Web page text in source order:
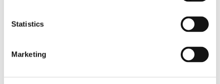
Statistics
Marketing
Stahlschrott clever aufwerten: mit gezielter magnetischer
Aufreinigung